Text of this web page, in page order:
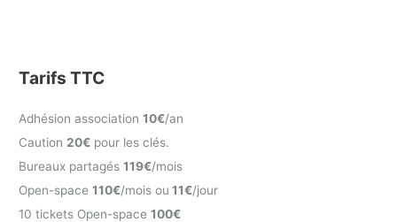
Tarifs TTC
Adhésion association10€/an
Caution 20€ pour les clés.
Bureaux partagés119€/mois
Open-space110€/mois ou 11€/jour
10 tickets Open-space100€